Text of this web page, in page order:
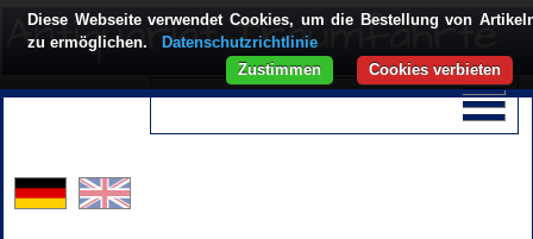
Diese Webseite verwendet Cookies, um die Bestellung von
zu ermöglichen.
Datenschutzrichtlinie
Cookies verbieten
Zustimmen